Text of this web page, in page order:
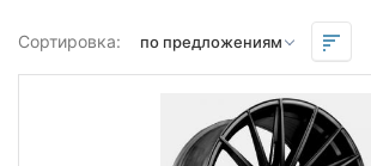
Сортировка: